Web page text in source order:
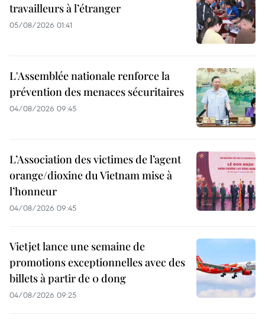
travailleurs à l’étranger
05/08/2026 01:41
L'Assemblée nationale renforce la
prévention des menaces sécuritaires
04/08/2026 09:45
L’Association des victimes de l’agent
orange/dioxine du Vietnam mise à
l’honneur
04/08/2026 09:45
Vietjet lance une semaine de
promotions exceptionnelles avec des
billets à partir de 0 dong
04/08/2026 09:25